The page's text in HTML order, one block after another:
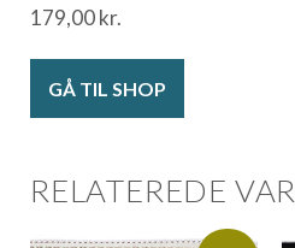
179,00kr.
GÅ TIL SHOP
RELATEREDE